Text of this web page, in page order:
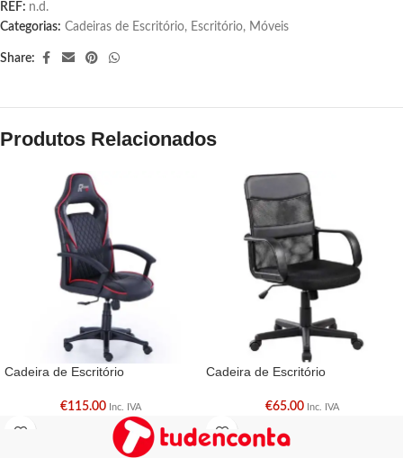
REF: n.d.
Categorias: Cadeiras de Escritório, Escritório, Móveis
Share:
Produtos Relacionados
Cadeira de Escritório
€115.00 Inc. IVA
Cadeira de Escritório
€65.00 Inc. IVA